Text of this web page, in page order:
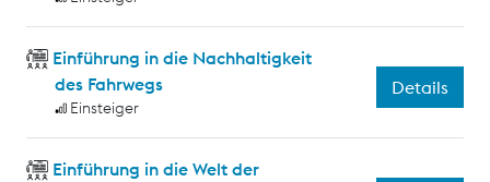
Einführung in die Nachhaltigkeit
des Fahrwegs
Einsteiger
Details
Einführung in die Welt der